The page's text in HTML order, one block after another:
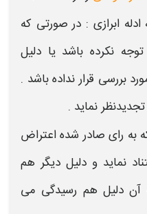
ابرازی : در صورتی که
نکرده باشد یا دلیل
بررسی قرار نداده باشد .
نماید .
به رای صادر شده اعتراض
نماید و دلیل دیگر هم
آن دلیل هم رسیدگی می